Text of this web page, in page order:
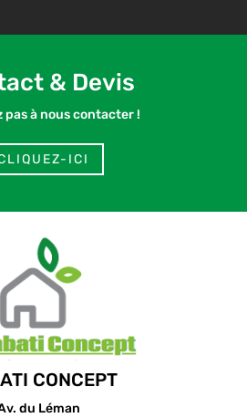
& Devis
pas à nous contacter !
ICI
CONCEPT
du Léman